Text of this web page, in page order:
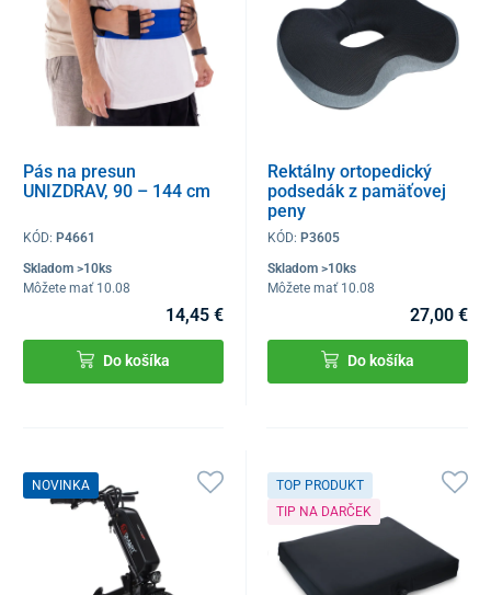
Pás na presun
UNIZDRAV, 90 – 144 cm
KÓD: P4661
Skladom >10ks
Môžete mať 10.08
14,45 €
Do košíka
Rektálny ortopedický
podsedák z pamäťovej
peny
KÓD:P3605
Skladom >10ks
Môžete mať 10.08
27,00 €
Do košíka
NOVINKA
TOP PRODUKT
TIP NA DARČEK